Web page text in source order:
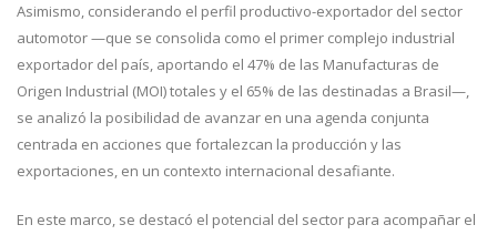
Asimismo, considerando el perfil productivo-exportador del sector
automotor —que se consolida como el primer complejo industrial
exportador del país, aportando el 47% de las Manufacturas de
Origen Industrial (MOI) totales y el 65% de las destinadas a Brasil—,
se analizó la posibilidad de avanzar en una agenda conjunta
centrada en acciones que fortalezcan la producción y las
exportaciones, en un contexto internacional desafiante.
En este marco, se destacó el potencial del sector para acompañar el